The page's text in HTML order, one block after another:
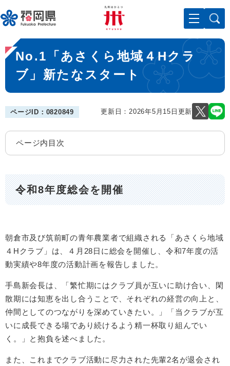
ー
ジ
先
頭
。
メニューを飛ばして本文へ
本
文
No.1「あさくら地域４Hクラ
ブ」新たなスタート
ページID：0820849 更新日：2026年5月15日更新
ページ内目次
令和8年度総会を開催
朝倉市及び筑前町の青年農業者で組織される「あさくら地域
４Hクラブ」は、４月28日に総会を開催し、令和7年度の活
動実績や8年度の活動計画を報告しました。
手島新会長は、「繁忙期にはクラブ員が互いに助け合い、閑
散期には知恵を出し合うことで、それぞれの経営の向上と、
仲間としてのつながりを深めていきたい。」「当クラブが互
いに成長できる場であり続けるよう精一杯取り組んでい
く。」と抱負を述べました。
また、これまでクラブ活動に尽力された先輩2名が退会され